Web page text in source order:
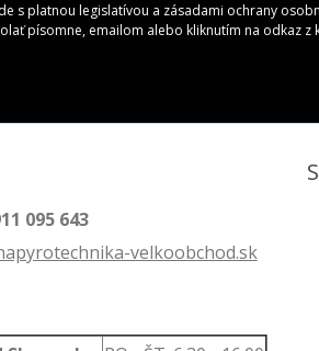
s platnou legislatívou a zásadami ochrany
písomne, emailom alebo kliknutím na odkaz
095 643
velkoobchod.sk